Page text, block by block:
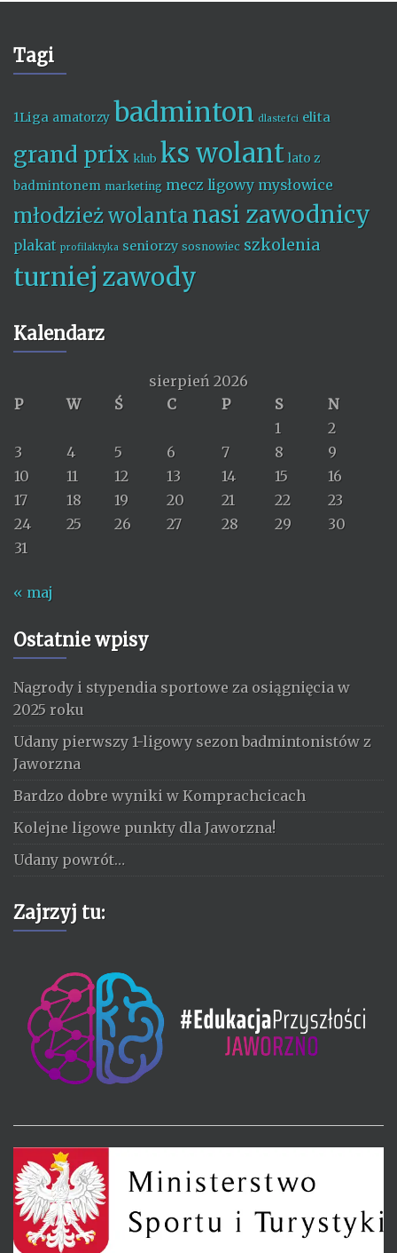
Tagi
1Liga amatorzy badminton dlastefci elita
grand prix klub ks wolant lato z
badmintonem marketing mecz ligowy mysłowice
młodzież wolanta nasi zawodnicy
plakat profilaktyka seniorzy sosnowiec szkolenia
turniej zawody
Kalendarz
sierpień 2026
P
W Ś C P S
N
1
2
3
4 5 6 7 8
9
10
11 12 13 14 15
16
17
18 19 20 21 22
23
24
25 26 27 28 29
30
31
« maj
Ostatnie wpisy
Nagrody i stypendia sportowe za osiągnięcia w
2025 roku
Udany pierwszy 1-ligowy sezon badmintonistów z
Jaworzna
Bardzo dobre wyniki w Komprachcicach
Kolejne ligowe punkty dla Jaworzna!
Udany powrót…
Zajrzyj tu: